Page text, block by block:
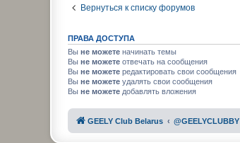
Вернуться к списку форумов
ПРАВА ДОСТУПА
Вы не можете начинать темы
Вы не можете отвечать на сообщения
Вы не можете редактировать свои сообщения
Вы не можете удалять свои сообщения
Вы не можете добавлять вложения
GEELY Club Belarus @GEELYCLUBBY